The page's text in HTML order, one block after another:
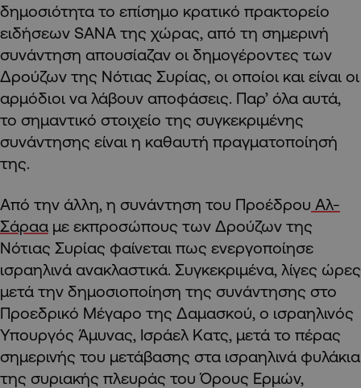
δημοσιότητα το επίσημο κρατικό πρακτορείο
ειδήσεων SANA της χώρας, από τη σημερινή
συνάντηση απουσίαζαν οι δημογέροντες των
Δρούζων της Νότιας Συρίας, οι οποίοι και είναι οι
αρμόδιοι να λάβουν αποφάσεις. Παρ’ όλα αυτά,
το σημαντικό στοιχείο της συγκεκριμένης
συνάντησης είναι η καθαυτή πραγματοποίησή
της.
Από την άλλη, η συνάντηση του Προέδρου Αλ-
Σάραα με εκπροσώπους των Δρούζων της
Νότιας Συρίας φαίνεται πως ενεργοποίησε
ισραηλινά ανακλαστικά. Συγκεκριμένα, λίγες ώρες
μετά την δημοσιοποίηση της συνάντησης στο
Προεδρικό Μέγαρο της Δαμασκού, ο ισραηλινός
Υπουργός Άμυνας, Ισράελ Κατς, μετά το πέρας
σημερινής του μετάβασης στα ισραηλινά φυλάκια
της συριακής πλευράς του Όρους Ερμών,